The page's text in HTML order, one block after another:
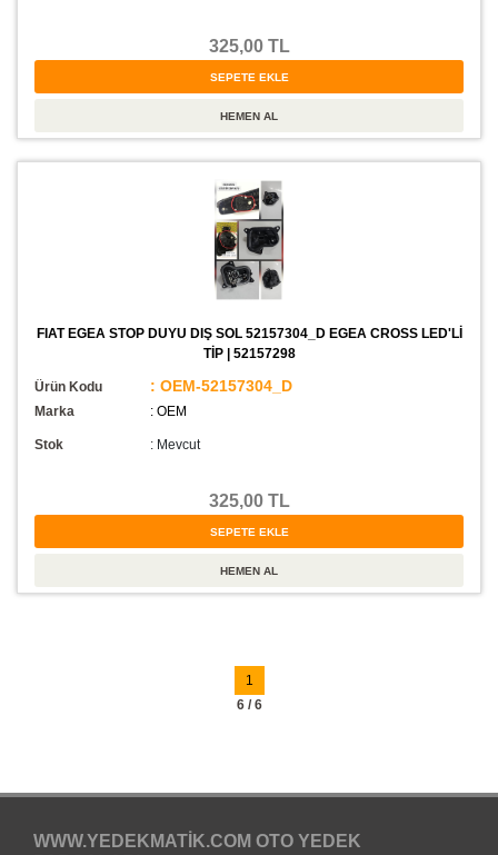
325,00 TL
FIAT EGEA STOP DUYU DIŞ SOL 52157304_D EGEA CROSS LED'Lİ
TİP | 52157298
Ürün Kodu : OEM-52157304_D
Marka : OEM
Stok : Mevcut
325,00 TL
1
6 / 6
WWW.YEDEKMATIK.COM OTO YEDEK